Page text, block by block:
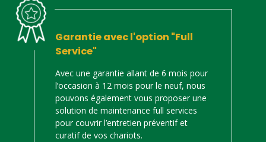
Garantie avec l'option "Full
Service"
Avec une garantie allant de 6 mois pour
l’occasion à 12 mois pour le neuf, nous
pouvons également vous proposer une
solution de maintenance full services
pour couvrir l’entretien préventif et
curatif de vos chariots.